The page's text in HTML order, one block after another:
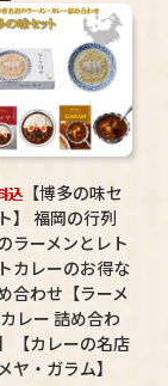
【博多の味セ
】 福岡の行列
ラーメンとレト
カレーのお得な
合わせ【ラーメ
レー 詰め合わ
【カレーの名店
ヤ・ガラム】